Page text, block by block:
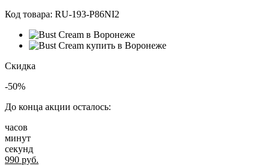
Код товара: RU-193-P86NI2
Скидка
-50%
До конца акции осталось:
часов
минут
секунд
990 руб.